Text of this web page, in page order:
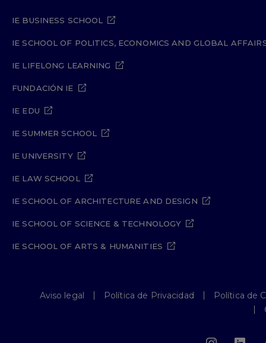
IE BUSINESS SCHOOL
IE SCHOOL OF POLITICS, ECONOMICS AND GLOBAL
IE LIFELONG LEARNING
FUNDACIÓN IE
IE EDU
IE SUMMER SCHOOL
IE UNIVERSITY
IE LAW SCHOOL
IE SCHOOL OF ARCHITECTURE AND DESIGN
IE SCHOOL OF SCIENCE & TECHNOLOGY
IE SCHOOL OF ARTS & HUMANITIES
Aviso legal Política de Privacidad
Política de